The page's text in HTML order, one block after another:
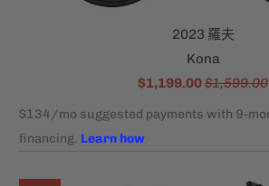
2023 羅夫
Kona
$1,199.00$1,599.00